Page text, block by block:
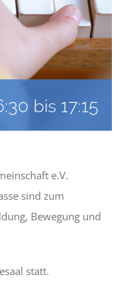
bis 17:15
e.V.
sind zum
Bewegung und
statt.